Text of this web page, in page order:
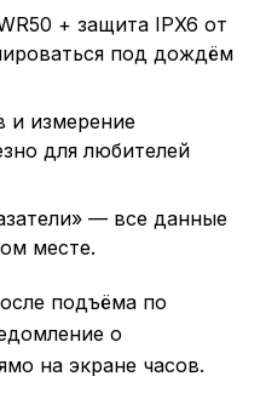
+ защита IPX6 от
под дождём
и измерение
для любителей
— все данные
месте.
подъёма по
о
на экране часов.